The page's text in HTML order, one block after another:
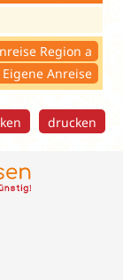
Region a
Eigene Anreise
drucken